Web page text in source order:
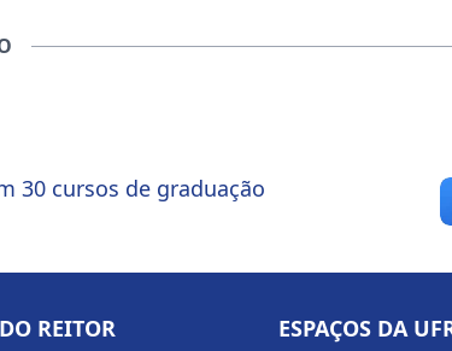
30 cursos de graduação
REITOR ESPAÇOS DA